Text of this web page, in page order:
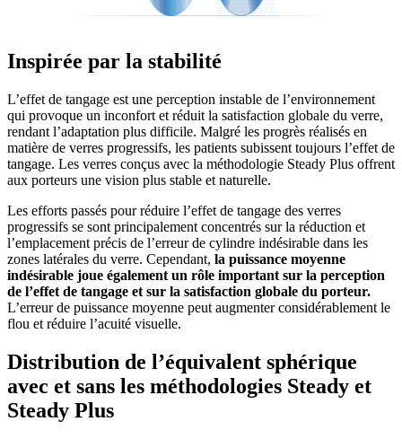
Inspirée par la stabilité
L’effet de tangage est une perception instable de l’environnement
qui provoque un inconfort et réduit la satisfaction globale du verre,
rendant l’adaptation plus difficile. Malgré les progrès réalisés en
matière de verres progressifs, les patients subissent toujours l’effet de
tangage. Les verres conçus avec la méthodologie Steady Plus offrent
aux porteurs une vision plus stable et naturelle.
Les efforts passés pour réduire l’effet de tangage des verres
progressifs se sont principalement concentrés sur la réduction et
l’emplacement précis de l’erreur de cylindre indésirable dans les
zones latérales du verre. Cependant, la puissance moyenne
indésirable joue également un rôle important sur la perception
de l’effet de tangage et sur la satisfaction globale du porteur.
L’erreur de puissance moyenne peut augmenter considérablement le
flou et réduire l’acuité visuelle.
Distribution de l’équivalent sphérique
avec et sans les méthodologies Steady et
Steady Plus